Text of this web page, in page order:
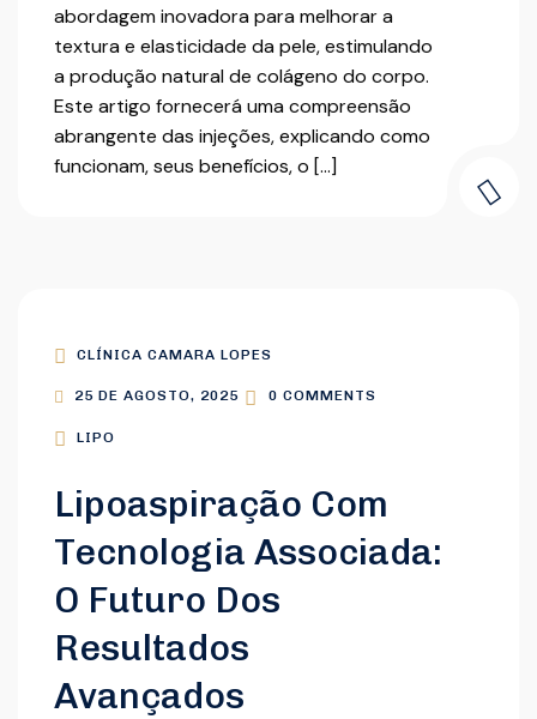
abordagem inovadora para melhorar a
textura e elasticidade da pele, estimulando
a produção natural de colágeno do corpo.
Este artigo fornecerá uma compreensão
abrangente das injeções, explicando como
funcionam, seus benefícios, o […]
CLÍNICA CAMARA LOPES
25 DE AGOSTO, 2025 0 COMMENTS
LIPO
Lipoaspiração Com
Tecnologia Associada:
O Futuro Dos
Resultados
Avançados